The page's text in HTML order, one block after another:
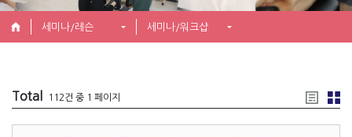
세미나/레슨 세미나/워크샵
Total 112건 중 1 페이지